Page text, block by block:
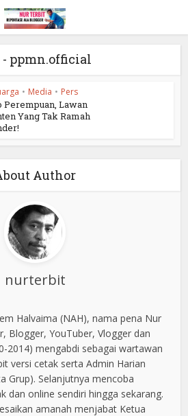
- ppmn.official
• Media • Pers
Perempuan, Lawan
Yang Tak Ramah
Author
nurterbit
Halvaima (NAH), nama pena Nur
Blogger, YouTuber, Vlogger dan
2014) mengabdi sebagai wartawan
versi cetak serta Admin Harian
Grup). Selanjutnya mencoba
dan online sendiri hingga sekarang.
amanah menjabat Ketua